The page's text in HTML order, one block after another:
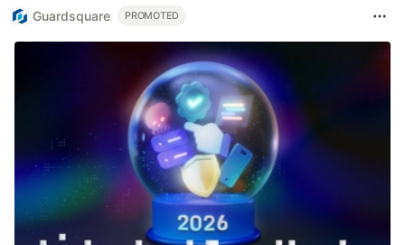
Guardsquare PROMOTED